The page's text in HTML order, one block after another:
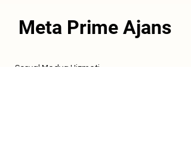
Meta Prime Ajans
Sosyal Medya Hizmeti